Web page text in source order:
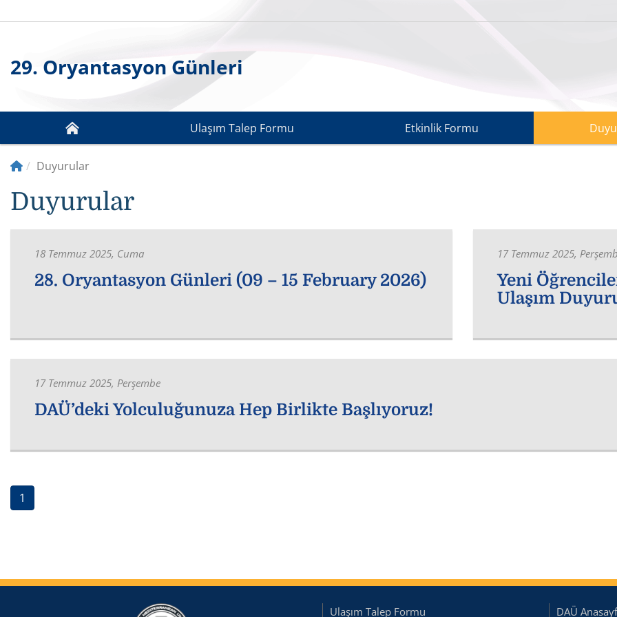
29. Oryantasyon Günleri
Ulaşım Talep Formu Etkinlik Formu
Duyurular
Duyurular
18 Temmuz 2025, Cuma
28. Oryantasyon Günleri (09 – 15 February 2026)
17 Temmuz 2025,
Yeni
Ulaşım
17 Temmuz 2025, Perşembe
DAÜ’deki Yolculuğunuza Hep Birlikte Başlıyoruz!
1
Ulaşım Talep Formu DAÜ